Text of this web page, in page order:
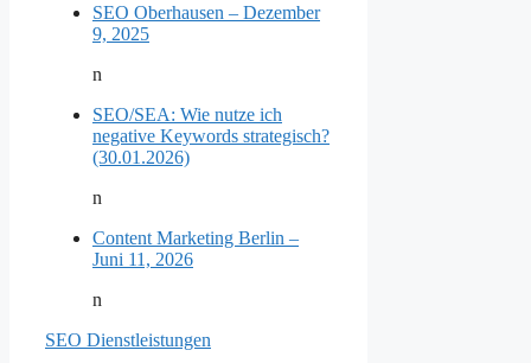
SEO Oberhausen – Dezember
9, 2025
n
SEO/SEA: Wie nutze ich
negative Keywords strategisch?
(30.01.2026)
n
Content Marketing Berlin –
Juni 11, 2026
n
SEO Dienstleistungen